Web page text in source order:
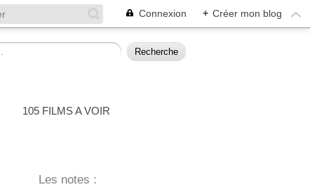
Connexion + Créer mon blog
105 FILMS A VOIR
Les notes :